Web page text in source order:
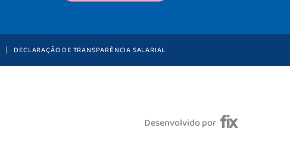
DECLARAÇÃO DE TRANSPARÊNCIA SALARIAL
Desenvolvido por